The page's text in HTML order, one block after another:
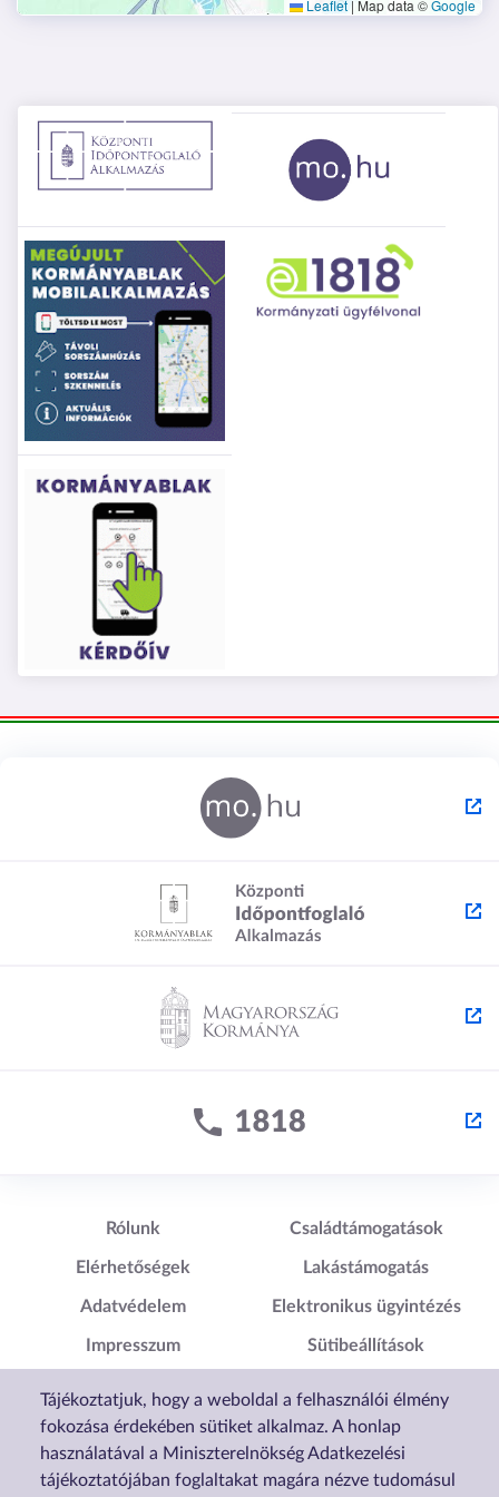
Tájékoztatjuk, hogy a weboldal a felhasználói élmény
fokozása érdekében sütiket alkalmaz. A honlap
használatával a Miniszterelnökség Adatkezelési
tájékoztatójában foglaltakat magára nézve tudomásul
Leaflet | Map data ©Google
Lábléc1
Rólunk
Elérhetőségek
Adatvédelem
Impresszum
Nyilatkozat
Lábléc2
Családtámogatások
Lakástámogatás
Elektronikus ügyintézés
Sütibeállítások